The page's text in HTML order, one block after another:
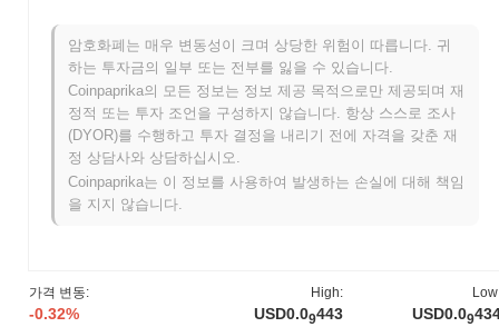
가격 변동:
-0.32%
High:
USD0.09443 USD0.09
진하는 것을 목표로 합니다.
FINE은 언제 어떻게 시작되었나요?
FINE은 2021년 3월에 창립 팀이 프로젝트의 비전과 기술적 프레임
워크를 설명하는 백서를 발표하면서 시작되었습니다. 이 프로젝트
는 2021년 6월에 테스트넷을 출시하여 개발자와 초기 사용자가 기
출시되어 토큰이 공식적으로 시장에 진입하게 되었습니다. 초기 개
발은 분산 금융(DeFi) 애플리케이션을 위한 강력한 생태계를 만드
달 방법의 제약 없이 토큰을 획득할 수 있도록 했습니다. 이러한 기
암호화폐는 매우 변동성이 크며 상당한 위험이 따릅니다. 귀
하는 투자금의 일부 또는 전부를 잃을 수 있습니다.
Coinpaprika의 모든 정보는 정보 제공 목적으로만 제공되며 재
정적 또는 투자 조언을 구성하지 않습니다. 항상 스스로 조사
(DYOR)를 수행하고 투자 결정을 내리기 전에 자격을 갖춘 재
정 상담사와 상담하십시오.
Coinpaprika는 이 정보를 사용하여 발생하는 손실에 대해 책임
을 지지 않습니다.